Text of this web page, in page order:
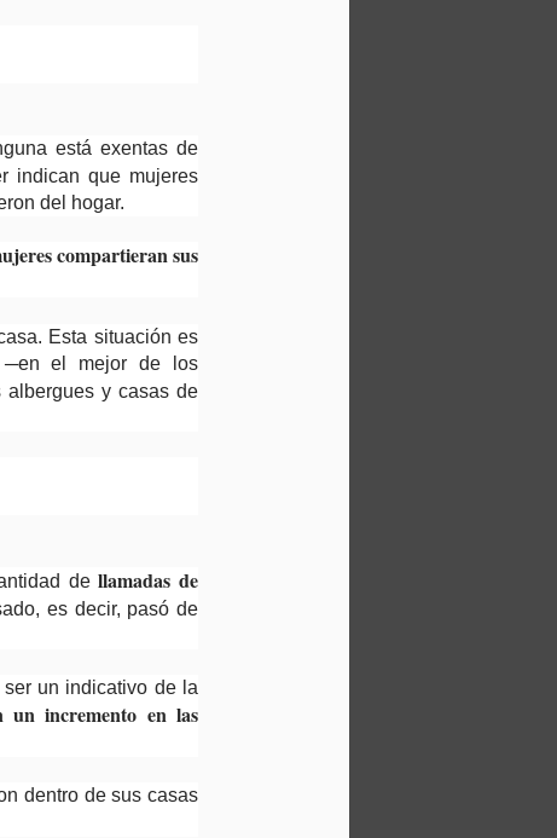
está exentas de
indican que mujeres
del hogar.
compartieran sus
Esta situación es
─en el mejor de los
y casas de
dellamadas de
es decir, pasó de
un indicativo de la
un incremento en las
dentro de sus casas